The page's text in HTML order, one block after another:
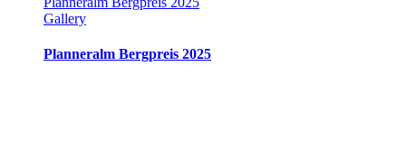
Gallery
Planneralm Bergpreis 2025